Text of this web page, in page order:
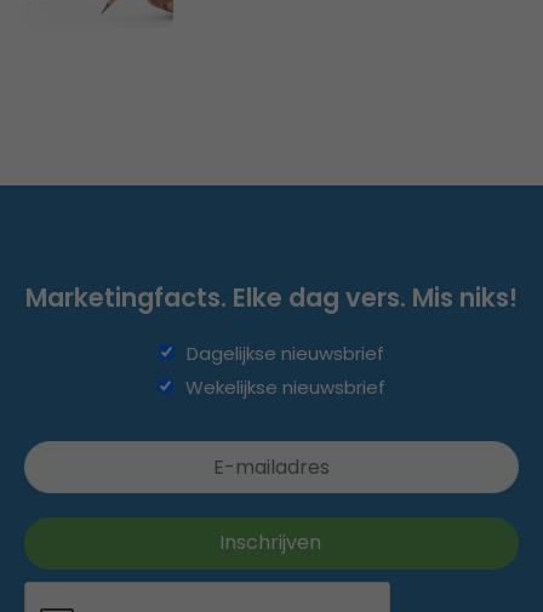
Marketingfacts. Elke dag vers. Mis niks!
Dagelijkse nieuwsbrief
Wekelijkse nieuwsbrief